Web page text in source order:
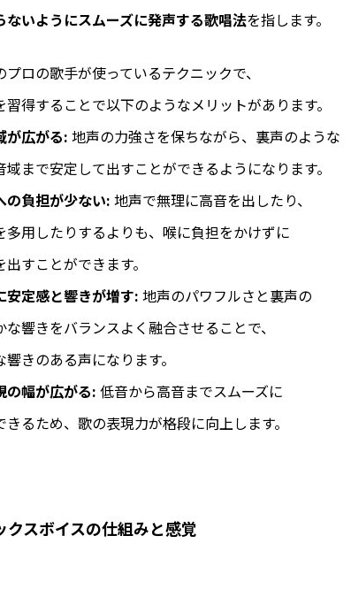
ないようにスムーズに発声する歌唱法を指します。
プロの歌手が使っているテクニックで、
習得することで以下のようなメリットがあります。
が広がる: 地声の力強さを保ちながら、裏声のような
域まで安定して出すことができるようになります。
の負担が少ない: 地声で無理に高音を出したり、
多用したりするよりも、喉に負担をかけずに
出すことができます。
安定感と響きが増す: 地声のパワフルさと裏声の
な響きをバランスよく融合させることで、
響きのある声になります。
の幅が広がる: 低音から高音までスムーズに
きるため、歌の表現力が格段に向上します。
クスボイスの仕組みと感覚